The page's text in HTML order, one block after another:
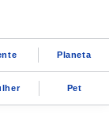
Planeta
Pet